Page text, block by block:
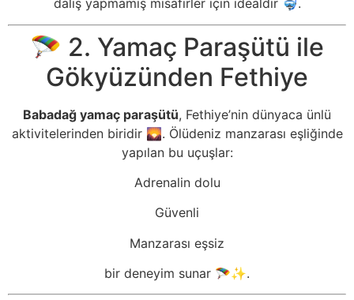
dalış yapmamış misafirler için idealdir 🤿.
🪂 2. Yamaç Paraşütü ile
Gökyüzünden Fethiye
Babadağ yamaç paraşütü, Fethiye’nin dünyaca ünlü
aktivitelerinden biridir 🌄. Ölüdeniz manzarası eşliğinde
yapılan bu uçuşlar:
Adrenalin dolu
Güvenli
Manzarası eşsiz
bir deneyim sunar 🪂✨.